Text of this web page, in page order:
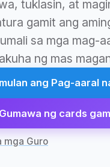
tuklasin, at
gamit ang
sa mga mag-
ng mas
ang Pag-aaral
Gumawa ng cards
mga Guro